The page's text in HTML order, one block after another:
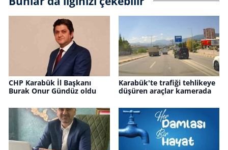
CHP Karabük İl Başkanı
Burak Onur Gündüz oldu
Karabük'te trafiği tehlikeye
düşüren araçlar kamerada